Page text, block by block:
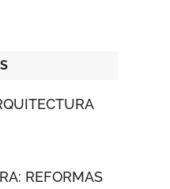
REFORMAS